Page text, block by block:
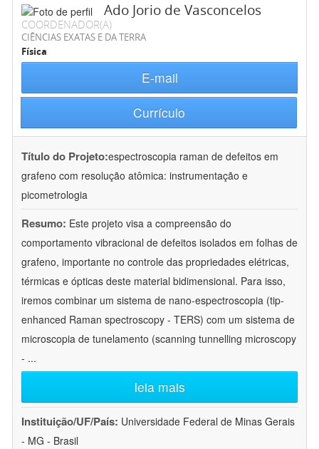
Ado Jorio de Vasconcelos
COORDENADOR(A)
CIÊNCIAS EXATAS E DA TERRA
Física
E-mail
Currículo
Título do Projeto:espectroscopia raman de defeitos em
grafeno com resolução atômica: instrumentação e
picometrologia
Resumo: Este projeto visa a compreensão do
comportamento vibracional de defeitos isolados em folhas de
grafeno, importante no controle das propriedades elétricas,
térmicas e ópticas deste material bidimensional. Para isso,
iremos combinar um sistema de nano-espectroscopia (tip-
enhanced Raman spectroscopy - TERS) com um sistema de
microscopia de tunelamento (scanning tunnelling microscopy
- ...
leia mais
Instituição/UF/País: Universidade Federal de Minas Gerais
- MG - Brasil